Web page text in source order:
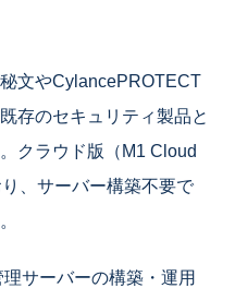
文やCylancePROTECT
存のセキュリティ製品と
クラウド版（M1 Cloud
、サーバー構築不要で
サーバーの構築・運用